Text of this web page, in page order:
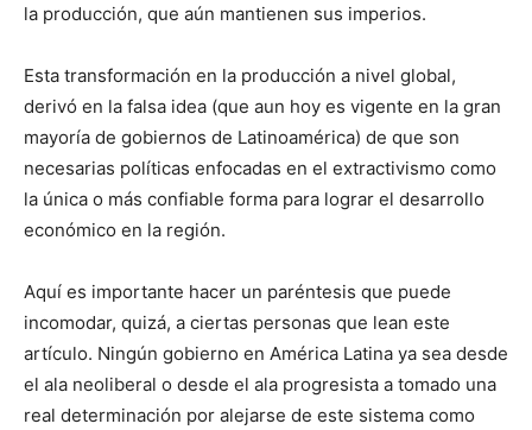
la producción, que aún mantienen sus imperios.
Esta transformación en la producción a nivel global,
derivó en la falsa idea (que aun hoy es vigente en la gran
mayoría de gobiernos de Latinoamérica) de que son
necesarias políticas enfocadas en el extractivismo como
la única o más confiable forma para lograr el desarrollo
económico en la región.
Aquí es importante hacer un paréntesis que puede
incomodar, quizá, a ciertas personas que lean este
artículo. Ningún gobierno en América Latina ya sea desde
el ala neoliberal o desde el ala progresista a tomado una
real determinación por alejarse de este sistema como